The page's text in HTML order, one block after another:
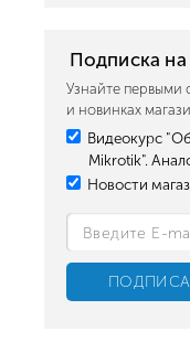
Подписка
Узнайте первыми
и новинках
Видеокурс
Mikrotik".
Новости